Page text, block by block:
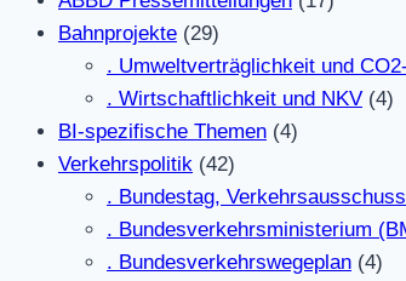
Bahnprojekte (29)
. Umweltverträglichkeit und
. Wirtschaftlichkeit und NKV (4)
BI-spezifische Themen (4)
Verkehrspolitik (42)
. Bundestag,
. Bundesverkehrsministerium
. Bundesverkehrswegeplan (4)